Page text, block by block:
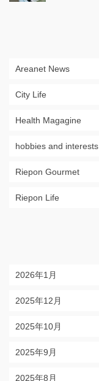
Areanet News
City Life
Health Magagine
hobbies and interests
Riepon Gourmet
Riepon Life
2026年1月
2025年12月
2025年10月
2025年9月
2025年8月